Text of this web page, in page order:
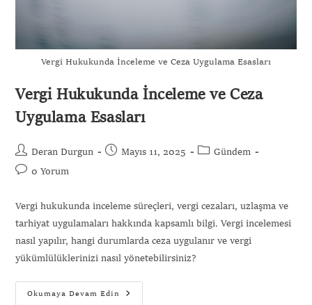
Vergi Hukukunda İnceleme ve Ceza Uygulama Esasları
Vergi Hukukunda İnceleme ve Ceza
Uygulama Esasları
Deran Durgun Mayıs 11, 2025
Gündem
0 Yorum
Vergi hukukunda inceleme süreçleri, vergi cezaları, uzlaşma ve
tarhiyat uygulamaları hakkında kapsamlı bilgi. Vergi incelemesi
nasıl yapılır, hangi durumlarda ceza uygulanır ve vergi
yükümlülüklerinizi nasıl yönetebilirsiniz?
Okumaya Devam Edin